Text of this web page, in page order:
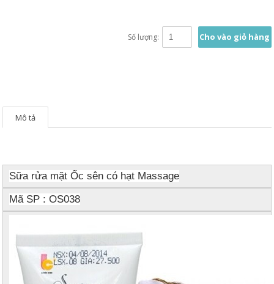
Cho vào giỏ hàng
Số lượng:
Mô tả
Sữa rửa mặt Ốc sên có hạt Massage
Mã SP : OS038